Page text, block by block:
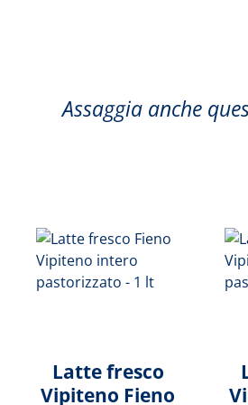
Assaggia anche
Latte fresco
Vipiteno Fieno